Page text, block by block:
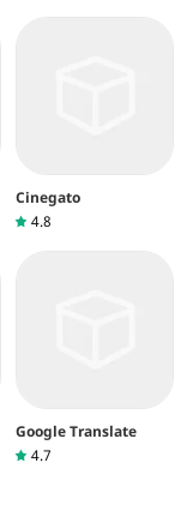
Cinegato
4.8
Google Translate
4.7